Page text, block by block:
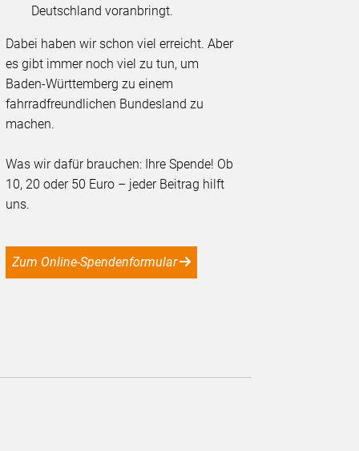
Deutschland voranbringt.
Dabei haben wir schon viel erreicht. Aber
es gibt immer noch viel zu tun, um
Baden-Württemberg zu einem
fahrradfreundlichen Bundesland zu
machen.
Was wir dafür brauchen: Ihre Spende! Ob
10, 20 oder 50 Euro – jeder Beitrag hilft
uns.
Zum Online-Spendenformular